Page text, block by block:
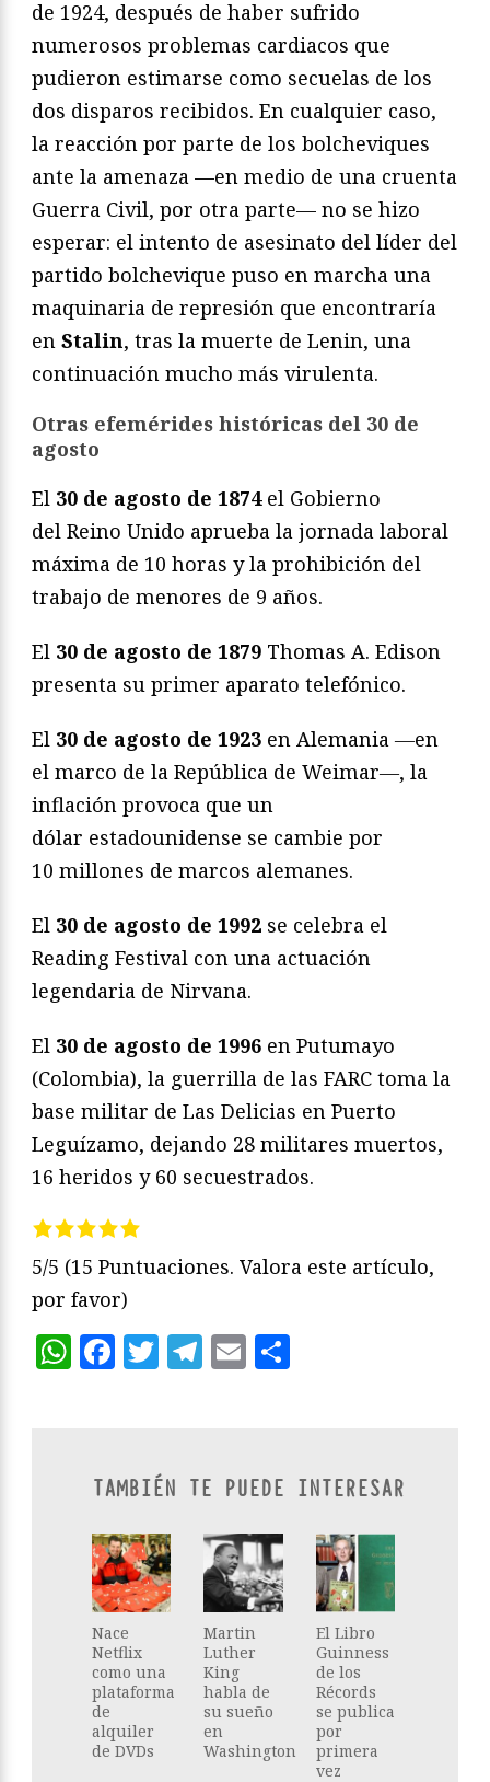
de 1924, después de haber sufrido
numerosos problemas cardiacos que
pudieron estimarse como secuelas de los
dos disparos recibidos. En cualquier caso,
la reacción por parte de los bolcheviques
ante la amenaza —en medio de una cruenta
Guerra Civil, por otra parte— no se hizo
esperar: el intento de asesinato del líder del
partido bolchevique puso en marcha una
maquinaria de represión que encontraría
en Stalin, tras la muerte de Lenin, una
continuación mucho más virulenta.
Otras efemérides históricas del 30 de
agosto
El 30 de agosto de 1874el Gobierno
del Reino Unido aprueba la jornada laboral
máxima de 10 horas y la prohibición del
trabajo de menores de 9 años.
El 30 de agosto de 1879 Thomas A. Edison
presenta su primer aparato telefónico.
El 30 de agosto de 1923 en Alemania ―en
el marco de la República de Weimar―, la
inflación provoca que un
dólar estadounidense se cambie por
10 millones de marcos alemanes.
El 30 de agosto de 1992 se celebra el
Reading Festival con una actuación
legendaria de Nirvana.
El 30 de agosto de 1996 en Putumayo
(Colombia), la guerrilla de las FARC toma la
base militar de Las Delicias en Puerto
Leguízamo, dejando 28 militares muertos,
16 heridos y 60 secuestrados.
5/5 (15 Puntuaciones. Valora este artículo,
por favor)
WhatsApp
Facebook
Twitter
Telegram
Email
TAMBIÉN TE PUEDE INTERESAR
Nace
Netflix
como una
plataforma
de
alquiler
de DVDs
Martin
Luther
King
habla de
su sueño
en
Washington
El Libro
Guinness
de los
Récords
se publica
por
primera
vez